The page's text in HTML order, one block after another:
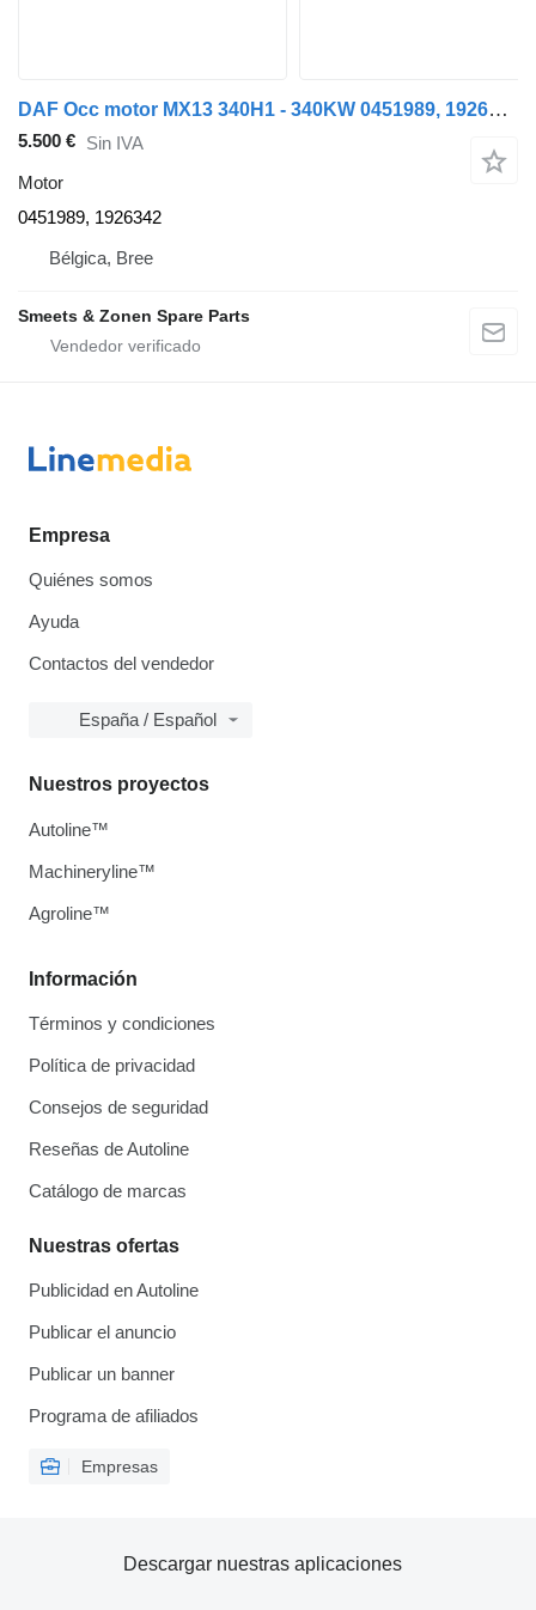
DAF Occ motor MX13 340H1 - 340KW 0451989, 1926342 para camión
5.500 € Sin IVA
Motor
0451989, 1926342
Bélgica, Bree
Smeets & Zonen Spare Parts
Empresa
Quiénes somos
Ayuda
Contactos del vendedor
España / Español
Información
Términos y condiciones
Política de privacidad
Consejos de seguridad
Reseñas de Autoline
Catálogo de marcas
Nuestras ofertas
Publicidad en Autoline
Publicar el anuncio
Publicar un banner
Programa de afiliados
Empresas
Nuestros proyectos
Autoline™
Machineryline™
Agroline™
Descargar nuestras aplicaciones